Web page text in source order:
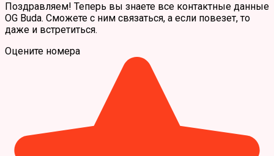
Поздравляем! Теперь вы знаете все контактные данные
OG Buda. Сможете с ним связаться, а если повезет, то
даже и встретиться.
Оцените номера